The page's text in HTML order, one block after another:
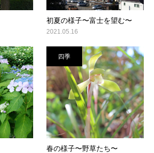
初夏の様子〜富士を望む〜
2021.05.16
四季
春の様子〜野草たち〜